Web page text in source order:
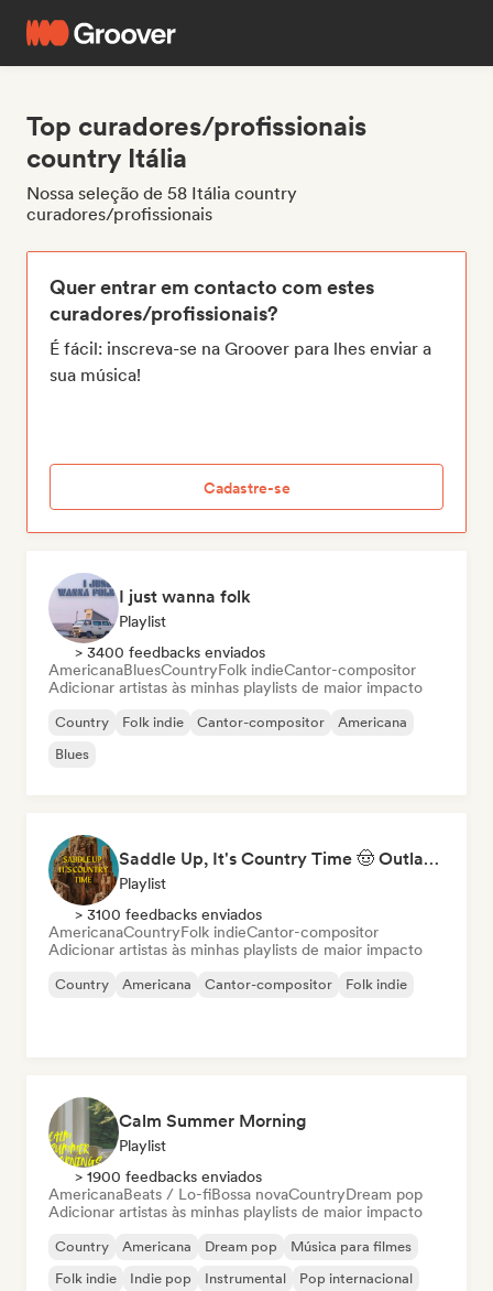
Top curadores/profissionais
country Itália
Nossa seleção de 58 Itália country
curadores/profissionais
Quer entrar em contacto com estes
curadores/profissionais?
É fácil: inscreva-se na Groover para lhes enviar a
sua música!
Cadastre-se
I just wanna folk
Playlist
> 3400 feedbacks enviados
AmericanaBluesCountryFolk indieCantor-compositor
Adicionar artistas às minhas playlists de maior impacto
Country Folk indie Cantor-compositor
Americana
Blues
Saddle Up, It's Country Time 🤠 Outlaw Country, Americana & Country Rock
Playlist
> 3100 feedbacks enviados
AmericanaCountryFolk indieCantor-compositor
Adicionar artistas às minhas playlists de maior impacto
Country Americana Cantor-compositor Folk indie
Calm Summer Morning
Playlist
> 1900 feedbacks enviados
AmericanaBeats / Lo-fiBossa novaCountryDream pop
Adicionar artistas às minhas playlists de maior impacto
Country Americana Dream pop
Música para filmes
Folk indie
Indie pop Instrumental Pop internacional